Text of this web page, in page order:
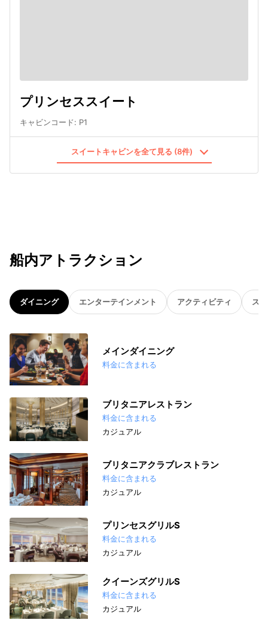
プリンセススイート
キャビンコード: P1
スイートキャビンを全て見る (8件)
船内アトラクション
ダイニング エンターテインメント アクティビティ ス
メインダイニング
料金に含まれる
ブリタニアレストラン
料金に含まれる
カジュアル
ブリタニアクラブレストラン
料金に含まれる
カジュアル
プリンセスグリルS
料金に含まれる
カジュアル
クイーンズグリルS
料金に含まれる
カジュアル